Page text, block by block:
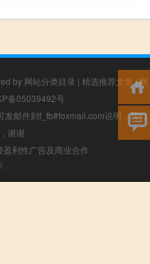
by 网站分类目录 | 精选推荐文章 |网
备05039492号
发邮件到f_fb#foxmail.com说明，我们
谢谢
利性广告及商业合作